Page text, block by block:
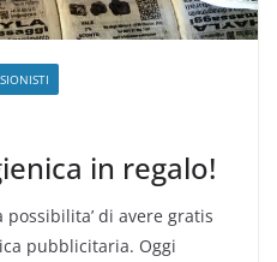
in regalo!
di avere gratis
pubblicitaria. Oggi